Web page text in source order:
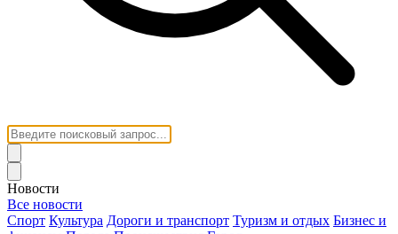
Новости
Все новости
Спорт Культура Дороги и транспорт Туризм и отдых Бизнес и